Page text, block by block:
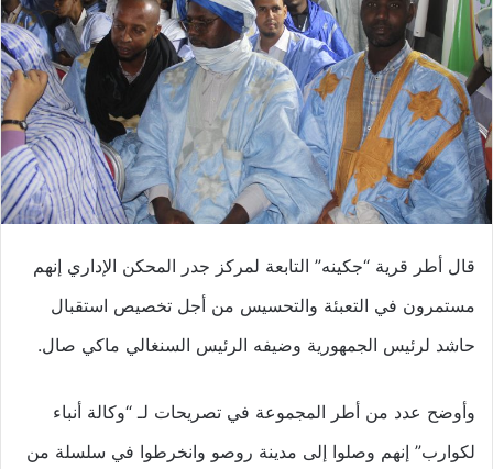
قال أطر قرية “جكينه” التابعة لمركز جدر المحكن الإداري إنهم
مستمرون في التعبئة والتحسيس من أجل تخصيص استقبال
حاشد لرئيس الجمهورية وضيفه الرئيس السنغالي ماكي صال.
وأوضح عدد من أطر المجموعة في تصريحات لـ “وكالة أنباء
لكوارب” إنهم وصلوا إلى مدينة روصو وانخرطوا في سلسلة من